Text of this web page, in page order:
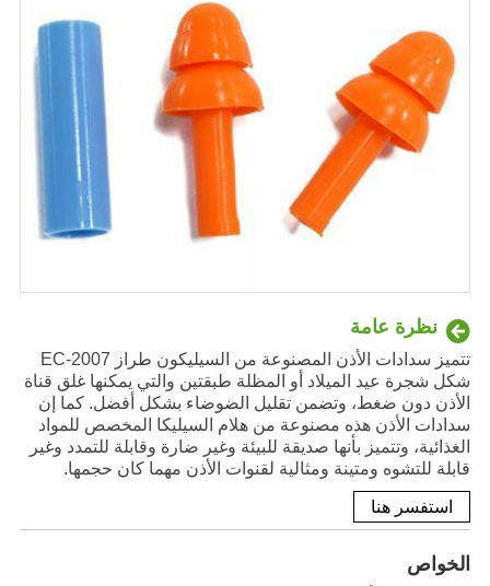
نظرة عامة
تتميز سدادات الأذن المصنوعة من السيليكون طراز EC-2007
شكل شجرة عيد الميلاد أو المظلة طبقتين والتي يمكنها غلق قناة
الأذن دون ضغط، وتضمن تقليل الضوضاء بشكل أفضل. كما إن
سدادات الأذن هذه مصنوعة من هلام السيليكا المخصص للمواد
الغذائية، وتتميز بأنها صديقة للبيئة وغير ضارة وقابلة للتمدد وغير
قابلة للتشوه ومتينة ومثالية لقنوات الأذن مهما كان حجمها.
استفسر هنا
الخواص